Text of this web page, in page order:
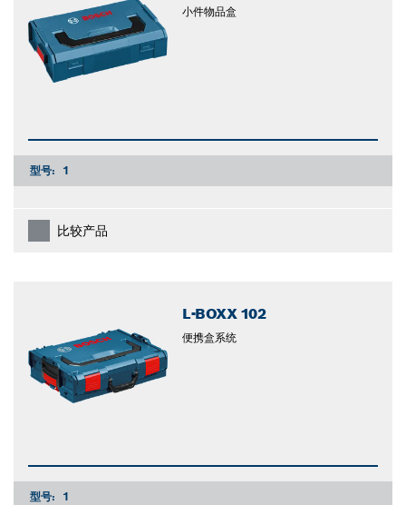
小件物品盒
型号: 1
比较产品
L-BOXX 102
便携盒系统
型号: 1